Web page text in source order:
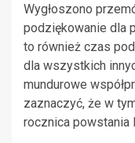
Wygłoszono
podziękowanie dla
to również czas
dla wszystkich
mundurowe
zaznaczyć, że w
rocznica powstania